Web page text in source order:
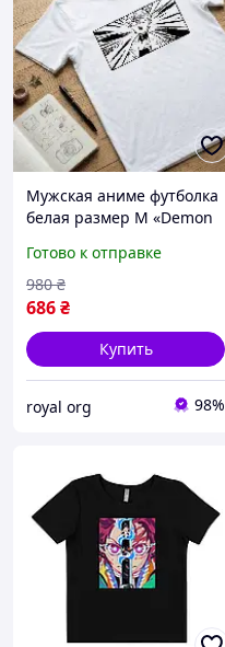
Мужская аниме футболка
белая размер M «Demon
уничтожающий демонов»
с персонажем Zenitsu
Agatsuma / Зеницу
Агацума
Готово к отправке
686₴
980 ₴
Купить
royal org 98%